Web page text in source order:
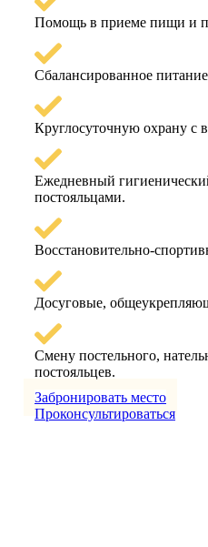
Помощь в приеме пищи и
Сбалансированное
Круглосуточную охрану с
Ежедневный
постояльцами.
Восстановительно-
Досуговые,
Смену постельного,
постояльцев.
Забронировать место
Проконсультироваться